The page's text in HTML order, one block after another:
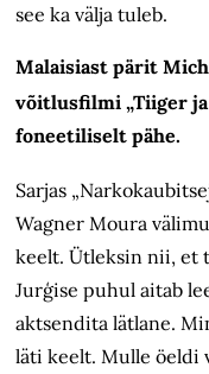
see ka välja tuleb.
Malaisiast pärit
võitlusfilmi „Tiiger
foneetiliselt pähe.
Sarjas
Wagner Moura
keelt. Ütleksin nii, et
Jurģise puhul aitab
aktsendita lätlane.
läti keelt. Mulle öeldi